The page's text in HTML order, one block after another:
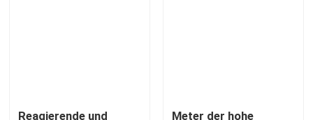
Hitzeeinstellung stenter
Reagierende und Meter der hohe